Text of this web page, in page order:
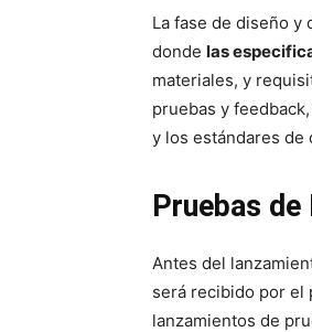
La fase de diseño
donde las
materiales, y
pruebas y
y los estándares de
Pruebas
Antes del
será recibido por el
lanzamientos de